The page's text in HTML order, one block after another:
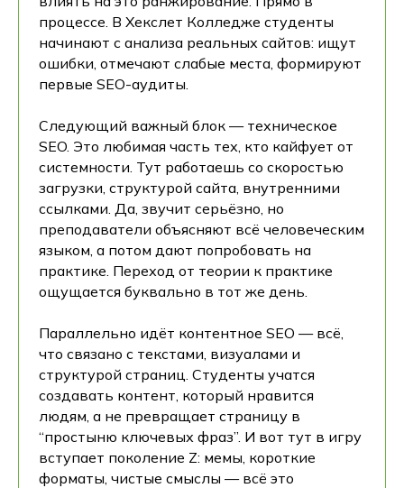
процессе. В Хекслет Колледже студенты
начинают с анализа реальных сайтов: ищут
ошибки, отмечают слабые места, формируют
первые SEO-аудиты.
Следующий важный блок — техническое
SEO. Это любимая часть тех, кто кайфует от
системности. Тут работаешь со скоростью
загрузки, структурой сайта, внутренними
ссылками. Да, звучит серьёзно, но
преподаватели объясняют всё человеческим
языком, а потом дают попробовать на
практике. Переход от теории к практике
ощущается буквально в тот же день.
Параллельно идёт контентное SEO — всё,
что связано с текстами, визуалами и
структурой страниц. Студенты учатся
создавать контент, который нравится
людям, а не превращает страницу в
“простыню ключевых фраз”. И вот тут в игру
вступает поколение Z: мемы, короткие
форматы, чистые смыслы — всё это